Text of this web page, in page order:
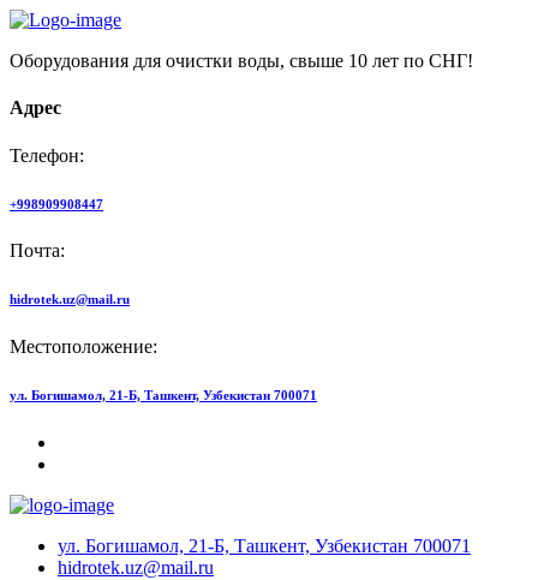
Оборудования для очистки воды, свыше 10 лет по СНГ!
Адрес
Телефон:
+998909908447
Почта:
hidrotek.uz@mail.ru
Местоположение:
ул. Богишамол, 21-Б, Ташкент, Узбекистан 700071
ул. Богишамол, 21-Б, Ташкент, Узбекистан 700071
hidrotek.uz@mail.ru